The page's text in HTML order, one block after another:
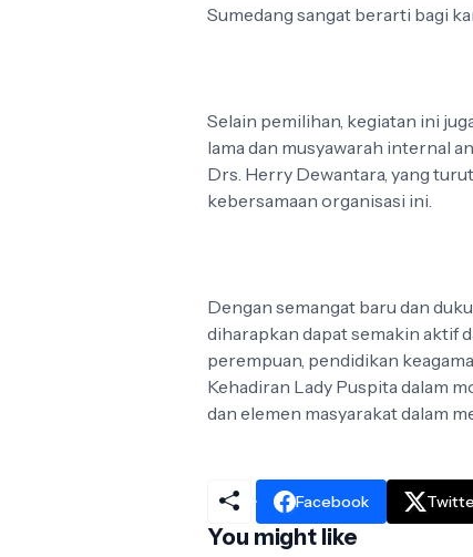
Sumedang sangat berarti bagi
Selain pemilihan, kegiatan ini
lama dan musyawarah internal
Drs. Herry Dewantara, yang
kebersamaan organisasi ini.
Dengan semangat baru dan
diharapkan dapat semakin aktif
perempuan, pendidikan
Kehadiran Lady Puspita dalam
dan elemen masyarakat dalam
Facebook
You might like